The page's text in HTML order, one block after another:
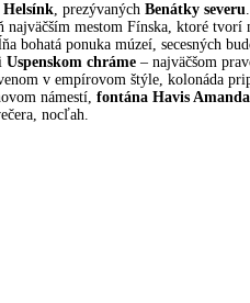
Helsínk, prezývaných Benátky severu
najväčším mestom Fínska, ktoré tvorí
bohatá ponuka múzeí, secesných
Uspenskom chráme – najväčšom
v empírovom štýle, kolonáda
námestí, fontána Havis Amanda
nocľah.